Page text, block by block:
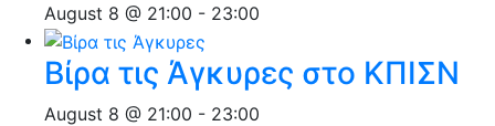
August 8 @ 21:00 - 23:00
Βίρα τις Άγκυρες στο ΚΠΙΣΝ
August 8 @ 21:00 - 23:00